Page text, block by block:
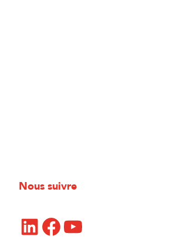
Nous suivre
LinkedIn Facebook YouTube